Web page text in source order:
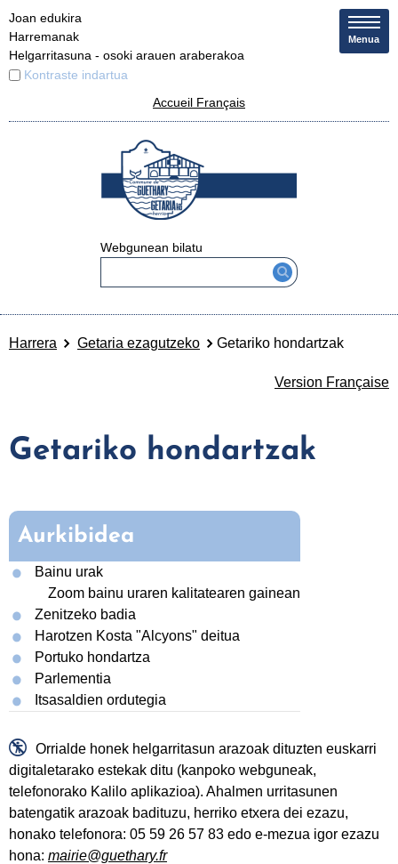
Joan edukira
Harremanak
Helgarritasuna - osoki arauen araberakoa
Kontraste indartua
Accueil Français
Webgunean bilatu
Menua
Harrera Getaria ezagutzeko Getariko hondartzak
Version Française
Getariko hondartzak
Aurkibidea
Bainu urak
Zoom bainu uraren kalitatearen gainean
Zenitzeko badia
Harotzen Kosta "Alcyons" deitua
Portuko hondartza
Parlementia
Itsasaldien ordutegia
 Orrialde honek helgarritasun arazoak dituzten euskarri
digitaletarako estekak ditu (kanpoko webguneak,
telefonorako Kalilo aplikazioa). Ahalmen urritasunen
batengatik arazoak badituzu, herriko etxera dei ezazu,
honako telefonora: 05 59 26 57 83 edo e-mezua igor ezazu
hona: mairie@guethary.fr